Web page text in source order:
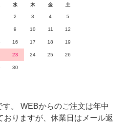
水 木 金 土
2 3 4 5
9 10 11 12
16 17 18 19
23 24 25 26
30
す。 WEBからのご注文は年中
おりますが、休業日はメール返